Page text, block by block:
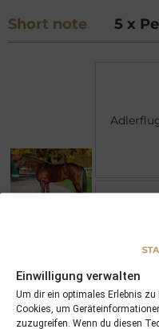
Einwilligung verwalten
Um dir ein optimales Erlebnis
Cookies, um
zuzugreifen. Wenn du diesen
Short note 5 x